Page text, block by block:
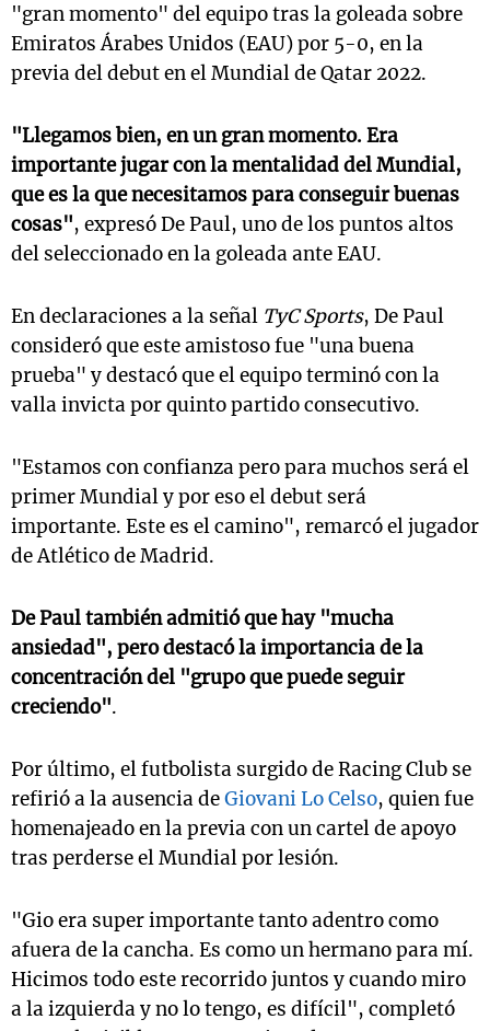
"gran momento" del equipo tras la goleada sobre
Emiratos Árabes Unidos (EAU) por 5-0, en la
previa del debut en el Mundial de Qatar 2022.
"Llegamos bien, en un gran momento. Era
importante jugar con la mentalidad del Mundial,
que es la que necesitamos para conseguir buenas
cosas", expresó De Paul, uno de los puntos altos
del seleccionado en la goleada ante EAU.
En declaraciones a la señal TyC Sports, De Paul
consideró que este amistoso fue "una buena
prueba" y destacó que el equipo terminó con la
valla invicta por quinto partido consecutivo.
"Estamos con confianza pero para muchos será el
primer Mundial y por eso el debut será
importante. Este es el camino", remarcó el jugador
de Atlético de Madrid.
De Paul también admitió que hay "mucha
ansiedad", pero destacó la importancia de la
concentración del "grupo que puede seguir
creciendo".
Por último, el futbolista surgido de Racing Club se
refirió a la ausencia deGiovani Lo Celso, quien fue
homenajeado en la previa con un cartel de apoyo
tras perderse el Mundial por lesión.
"Gio era super importante tanto adentro como
afuera de la cancha. Es como un hermano para mí.
Hicimos todo este recorrido juntos y cuando miro
a la izquierda y no lo tengo, es difícil", completó